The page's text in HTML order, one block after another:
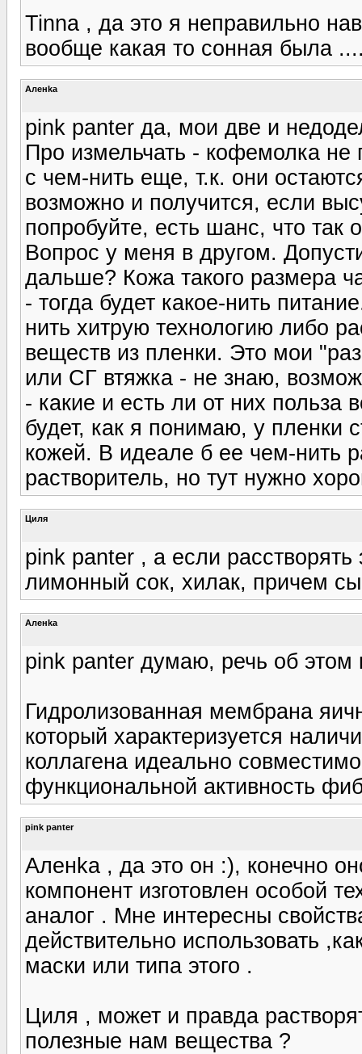
Tinna , да это я неправильно
вообще какая то сонная была
Аленka
pink panter да, мои две и
Про измельчать - кофемолка
с чем-нить еще, т.к. они
возможно и получится, если
попробуйте, есть шанс, что так
Вопрос у меня в другом.
дальше? Кожа такого размера
- тогда будет какое-нить
нить хитрую технологию либо
веществ из пленки. Это мои
или СГ втяжка - не знаю,
- какие и есть ли от них
будет, как я понимаю, у пленки
кожей. В идеале б ее чем-нить
растворитель, но тут нужно
Циля
pink panter , а если
лимонный сок, хилак, причем
Аленka
pink panter думаю, речь об этом
Гидролизованная мембрана
который характеризуется
коллагена идеально
функциональной активность
pink panter
Аленka , да это он :), конечно
компонент изготовлен особой
аналог . Мне интересны
действительно использовать
маски или типа этого .
Циля , может и правда
полезные нам вещества ?